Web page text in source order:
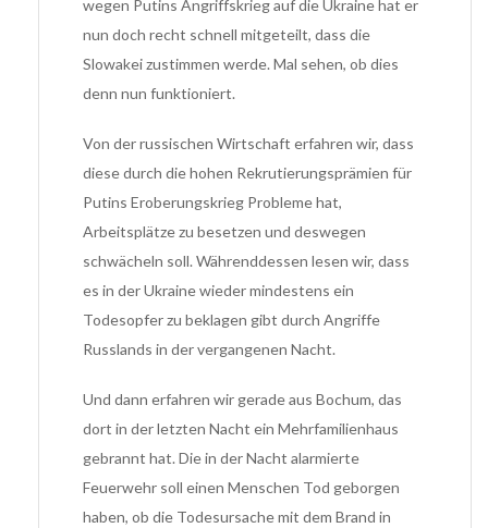
wegen Putins Angriffskrieg auf die Ukraine hat er
nun doch recht schnell mitgeteilt, dass die
Slowakei zustimmen werde. Mal sehen, ob dies
denn nun funktioniert.
Von der russischen Wirtschaft erfahren wir, dass
diese durch die hohen Rekrutierungsprämien für
Putins Eroberungskrieg Probleme hat,
Arbeitsplätze zu besetzen und deswegen
schwächeln soll. Währenddessen lesen wir, dass
es in der Ukraine wieder mindestens ein
Todesopfer zu beklagen gibt durch Angriffe
Russlands in der vergangenen Nacht.
Und dann erfahren wir gerade aus Bochum, das
dort in der letzten Nacht ein Mehrfamilienhaus
gebrannt hat. Die in der Nacht alarmierte
Feuerwehr soll einen Menschen Tod geborgen
haben, ob die Todesursache mit dem Brand in